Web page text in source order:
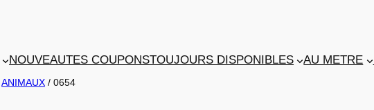
NOUVEAUTES COUPONSTOUJOURS DISPONIBLES AU METRE
ANIMAUX / 0654